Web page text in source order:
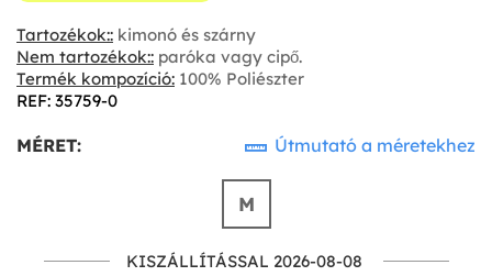
Tartozékok:: kimonó és szárny
Nem tartozékok:: paróka vagy cipő.
Termék kompozíció: 100% Poliészter
REF: 35759-0
MÉRET: Útmutató a méretekhez
M
KISZÁLLÍTÁSSAL 2026-08-08